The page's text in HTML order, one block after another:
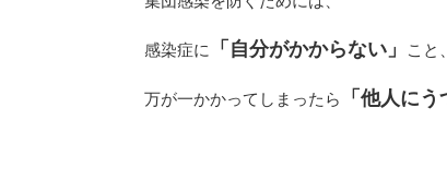
感染症に 「自分がかからない」 こと、
万が一かかってしまったら 「他人にう